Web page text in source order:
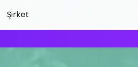
Şirket